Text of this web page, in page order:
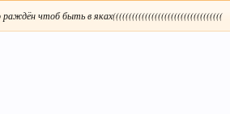
раждён чтоб быть в яках((((((((((((((((((((((((((((((((((